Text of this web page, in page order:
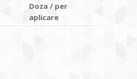
Doza / per
aplicare